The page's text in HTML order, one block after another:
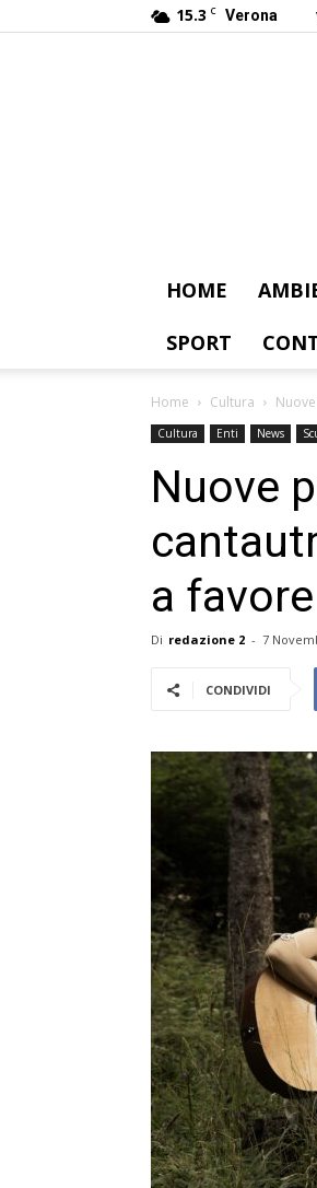
15.3 C Verona
HOME
SPORT
Home Cultura
Cultura Enti News
Nuove
a
Di redazione 2 - 7
CONDIVIDI